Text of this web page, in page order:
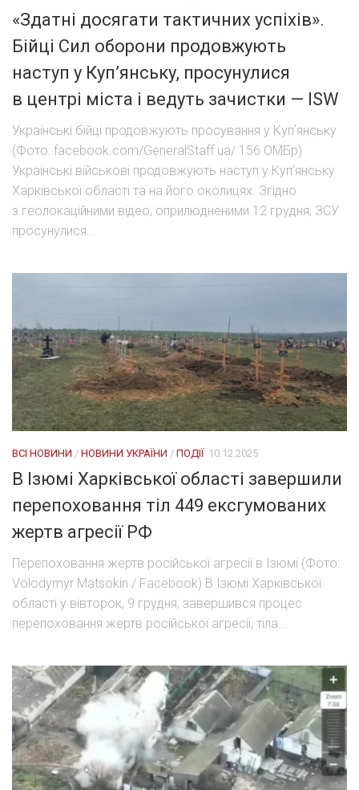
«Здатні досягати тактичних успіхів».
Бійці Сил оборони продовжують
наступ у Куп’янську, просунулися
в центрі міста і ведуть зачистки — ISW
Українські бійці продовжують просування у Купʼянську
(Фото: facebook.com/GeneralStaff.ua/ 156 ОМБр)
Українські військові продовжують наступ у Куп’янську
Харківської області та на його околицях. Згідно
з геолокаційними відео, оприлюдненими 12 грудня, ЗСУ
просунулися...
ВСІ НОВИНИ / НОВИНИ УКРАЇНИ / ПОДІЇ 10.12.2025
В Ізюмі Харківської області завершили
перепоховання тіл 449 ексгумованих
жертв агресії РФ
Перепоховання жертв російської агресії в Ізюмі (Фото:
Volodymyr Matsokin / Facebook) В Ізюмі Харківської
області у вівторок, 9 грудня, завершився процес
перепоховання жертв російської агресії, тіла...